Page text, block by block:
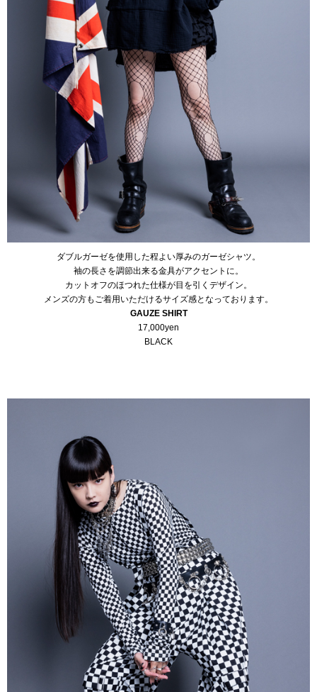
ダブルガーゼを使用した程よい厚みのガーゼシャツ。
袖の長さを調節出来る金具がアクセントに。
カットオフのほつれた仕様が目を引くデザイン。
メンズの方もご着用いただけるサイズ感となっております。
GAUZE SHIRT
17,000yen
BLACK